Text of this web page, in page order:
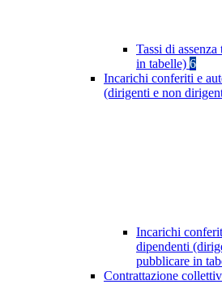
Tassi di
in tabelle) 6
Incarichi conferiti e
(dirigenti e non
Incarichi
dipendenti
pubblicare in
Contrattazione